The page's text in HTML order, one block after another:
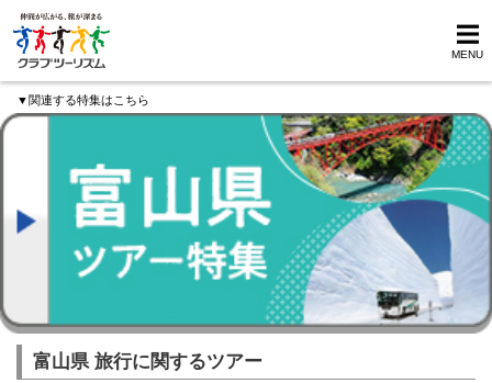
MENU
▼関連する特集はこちら
富山県 旅行に関するツアー